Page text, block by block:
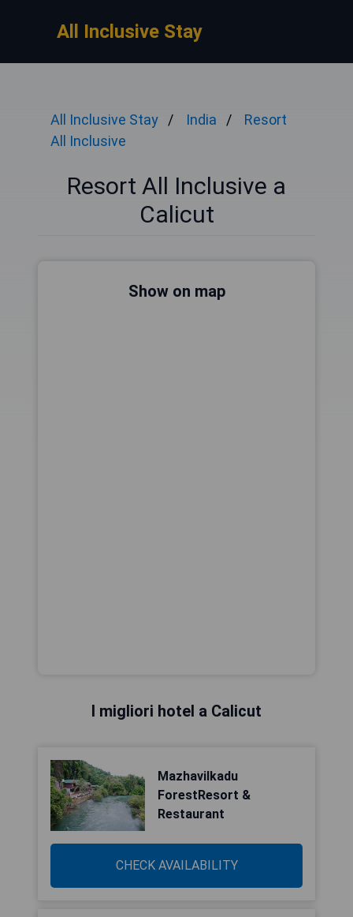
All Inclusive Stay
All Inclusive Stay India
Resort
All Inclusive
Resort All Inclusive a
Calicut
Show on map
I migliori hotel a Calicut
Mazhavilkadu
ForestResort &
Restaurant
CHECK AVAILABILITY